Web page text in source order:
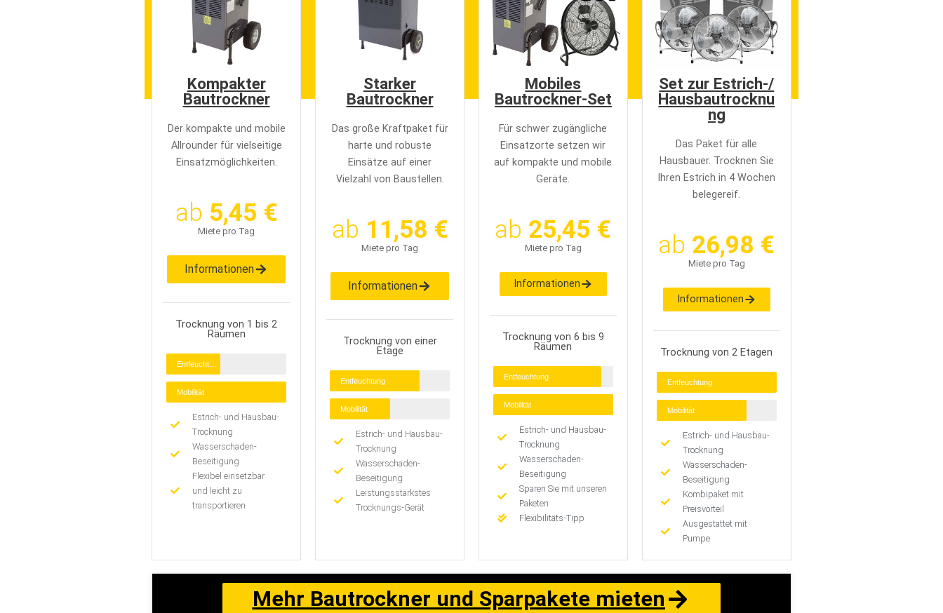
Kompakter
Bautrockner
Der kompakte und mobile
Allrounder für vielseitige
Einsatzmöglichkeiten.
ab 5,45 €
Miete pro Tag
Informationen
Trocknung von 1 bis 2
Räumen
Mobilität
Estrich- und Hausbau-
Trocknung
Wasserschaden-
Beseitigung
Flexibel einsetzbar
und leicht zu
transportieren
Starker
Bautrockner
Das große Kraftpaket für
harte und robuste
Einsätze auf einer
Vielzahl von Baustellen.
ab 11,58 €
Miete pro Tag
Informationen
Trocknung von einer
Etage
Entfeuchtung
Mobilität
Estrich- und Hausbau-
Trocknung
Wasserschaden-
Beseitigung
Leistungsstärkstes
Trocknungs-Gerät
Mobiles
Bautrockner-Set
Für schwer zugängliche
Einsatzorte setzen wir
auf kompakte und mobile
Geräte.
ab 25,45 €
Miete pro Tag
Informationen
Trocknung von 6 bis 9
Räumen
Entfeuchtung
Mobilität
Estrich- und Hausbau-
Trocknung
Wasserschaden-
Beseitigung
Sparen Sie mit unseren
Paketen
Flexibilitäts-Tipp
Set zur Estrich-/
Hausbautrocknu
ng
Das Paket für alle
Hausbauer. Trocknen Sie
Ihren Estrich in 4 Wochen
belegereif.
ab 26,98 €
Miete pro Tag
Informationen
Trocknung von 2 Etagen
Entfeuchtung
Mobilität
Estrich- und Hausbau-
Trocknung
Wasserschaden-
Beseitigung
Kombipaket mit
Preisvorteil
Ausgestattet mit
Pumpe
Mehr Bautrockner und Sparpakete mieten